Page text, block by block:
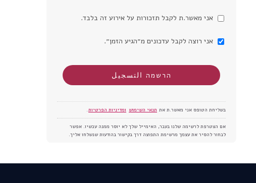
אני מאשר.ת לקבל תזכורות על אירוע זה בלבד.
אני רוצה לקבל עדכונים מ״הגיע הזמן״.
בשליחת הטופס אני מאשר.ת את תנאי השימוש ומדיניות הפרטיות.
אם הצטרפת לרשימה שלנו בעבר, האימייל שלך לא יוסר ממנה עכשיו. אפשר
לבחור להסיר את עצמך מרשימת התפוצה דרך בקישור בהודעות שנשלחו אליך.